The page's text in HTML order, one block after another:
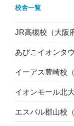
校舎一覧
JR高槻校（大阪
あびこイオンタ
イーアス豊崎校
イオンモール北
エスパル郡山校